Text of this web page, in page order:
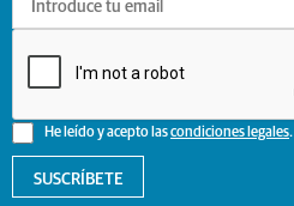
He leído y acepto lascondiciones legales.
SUSCRÍBETE